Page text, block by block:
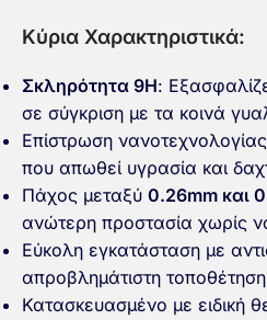
Κύρια Χαρακτηριστικά:
Σκληρότητα 9H:
σε σύγκριση με τα κοινά
Επίστρωση
που απωθεί υγρασία και
Πάχος μεταξύ 0.26mm και
ανώτερη προστασία χωρίς
Εύκολη εγκατάσταση με
απροβλημάτιστη
Κατασκευασμένο με ειδική